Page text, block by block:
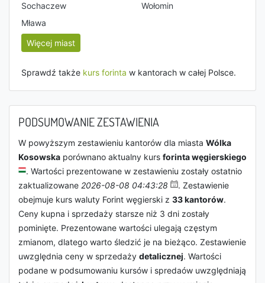
Sochaczew
Wołomin
Mława
Więcej miast
Sprawdź także kurs forinta w kantorach w całej Polsce.
PODSUMOWANIE ZESTAWIENIA
W powyższym zestawieniu kantorów dla miasta Wólka
Kosowska porównano aktualny kurs forinta węgierskiego
. Wartości prezentowane w zestawieniu zostały ostatnio
zaktualizowane 2026-08-08 04:43:28
. Zestawienie
obejmuje kurs waluty Forint węgierski z 33 kantorów.
Ceny kupna i sprzedaży starsze niż 3 dni zostały
pominięte. Prezentowane wartości ulegają częstym
zmianom, dlatego warto śledzić je na bieżąco. Zestawienie
uwzględnia ceny w sprzedaży detalicznej. Wartości
podane w podsumowaniu kursów i spredaów uwzględniają